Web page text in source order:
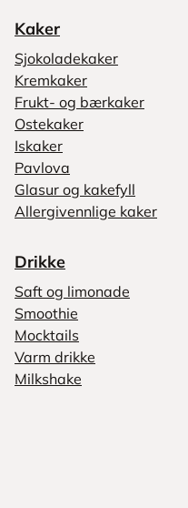
Kaker
Sjokoladekaker
Kremkaker
Frukt- og bærkaker
Ostekaker
Iskaker
Pavlova
Glasur og kakefyll
Allergivennlige kaker
Drikke
Saft og limonade
Smoothie
Mocktails
Varm drikke
Milkshake